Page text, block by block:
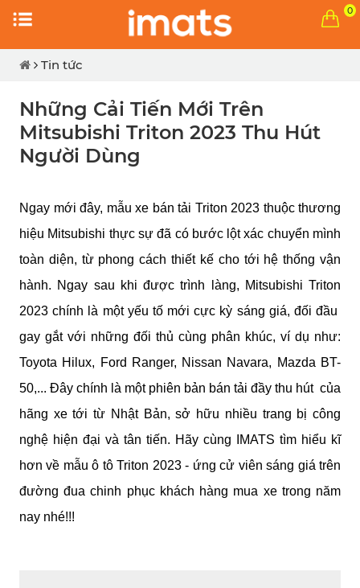
0
Tin tức
Những Cải Tiến Mới Trên
Mitsubishi Triton 2023 Thu Hút
Người Dùng
Ngay mới đây, mẫu xe bán tải Triton 2023 thuộc thương
hiệu Mitsubishi thực sự đã có bước lột xác chuyển mình
toàn diện, từ phong cách thiết kế cho tới hệ thống vận
hành. Ngay sau khi được trình làng, Mitsubishi Triton
2023 chính là một yếu tố mới cực kỳ sáng giá, đối đầu
gay gắt với những đối thủ cùng phân khúc, ví dụ như:
Toyota Hilux, Ford Ranger, Nissan Navara, Mazda BT-
50,... Đây chính là một phiên bản bán tải đầy thu hút  của
hãng xe tới từ Nhật Bản, sở hữu nhiều trang bị công
nghệ hiện đại và tân tiến. Hãy cùng IMATS tìm hiểu kĩ
hơn về mẫu ô tô Triton 2023 - ứng cử viên sáng giá trên
đường đua chinh phục khách hàng mua xe trong năm
nay nhé!!!